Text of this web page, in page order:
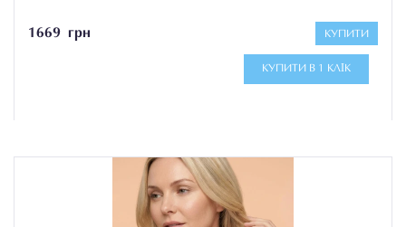
1669 грн КУПИТИ
КУПИТИ В 1 КЛІК